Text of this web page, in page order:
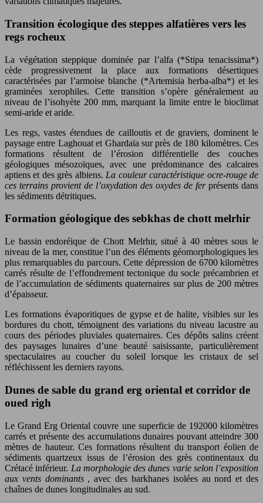
Transition écologique des steppes alfatières vers les
regs rocheux
La végétation steppique dominée par l’alfa (*Stipa tenacissima*)
cède progressivement la place aux formations désertiques
caractérisées par l’armoise blanche (*Artemisia herba-alba*) et les
graminées xerophiles. Cette transition s’opère généralement au
niveau de l’isohyète 200 mm, marquant la limite entre le bioclimat
semi-aride et aride.
Les regs, vastes étendues de cailloutis et de graviers, dominent le
paysage entre Laghouat et Ghardaïa sur près de 180 kilomètres. Ces
formations résultent de l’érosion différentielle des couches
géologiques mésozoïques, avec une prédominance des calcaires
aptiens et des grès albiens. La couleur caractéristique ocre-rouge de
ces terrains provient de l’oxydation des oxydes de fer présents dans
les sédiments détritiques.
Formation géologique des sebkhas de chott melrhir
Le bassin endoréique de Chott Melrhir, situé à 40 mètres sous le
niveau de la mer, constitue l’un des éléments géomorphologiques les
plus remarquables du parcours. Cette dépression de 6700 kilomètres
carrés résulte de l’effondrement tectonique du socle précambrien et
de l’accumulation de sédiments quaternaires sur plus de 200 mètres
d’épaisseur.
Les formations évaporitiques de gypse et de halite, visibles sur les
bordures du chott, témoignent des variations du niveau lacustre au
cours des périodes pluviales quaternaires. Ces dépôts salins créent
des paysages lunaires d’une beauté saisissante, particulièrement
spectaculaires au coucher du soleil lorsque les cristaux de sel
réfléchissent les derniers rayons.
Dunes de sable du grand erg oriental et corridor de
oued righ
Le Grand Erg Oriental couvre une superficie de 192000 kilomètres
carrés et présente des accumulations dunaires pouvant atteindre 300
mètres de hauteur. Ces formations résultent du transport éolien de
sédiments quartzeux issus de l’érosion des grès continentaux du
Crétacé inférieur. La morphologie des dunes varie selon l’exposition
aux vents dominants , avec des barkhanes isolées au nord et des
chaînes de dunes longitudinales au sud.